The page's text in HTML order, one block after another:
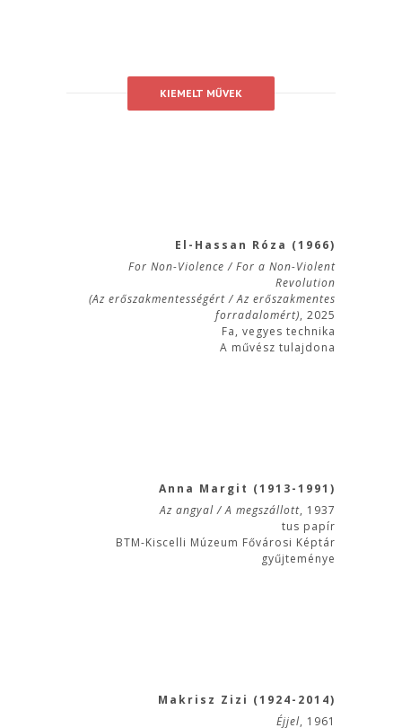
KIEMELT MŰVEK
El-Hassan Róza (1966)
For Non-Violence / For a Non-Violent
Revolution
(Az erőszakmentességért / Az erőszakmentes
forradalomért), 2025
Fa, vegyes technika
A művész tulajdona
Anna Margit (1913-1991)
Az angyal / A megszállott, 1937
tus papír
BTM-Kiscelli Múzeum Fővárosi Képtár
gyűjteménye
Makrisz Zizi (1924-2014)
Éjjel, 1961